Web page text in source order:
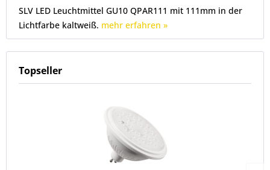
SLV LED Leuchtmittel GU10 QPAR111 mit 111mm in der
Lichtfarbe kaltweiß. mehr erfahren »
Topseller